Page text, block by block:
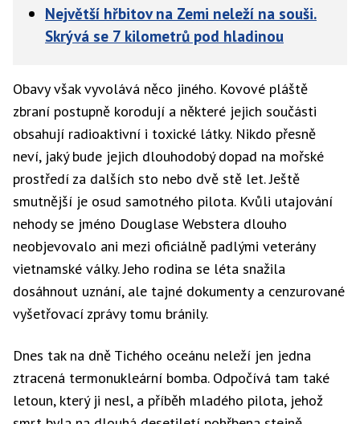
Největší hřbitov na Zemi neleží na souši.
Skrývá se 7 kilometrů pod hladinou
Obavy však vyvolává něco jiného. Kovové pláště
zbraní postupně korodují a některé jejich součásti
obsahují radioaktivní i toxické látky. Nikdo přesně
neví, jaký bude jejich dlouhodobý dopad na mořské
prostředí za dalších sto nebo dvě stě let. Ještě
smutnější je osud samotného pilota. Kvůli utajování
nehody se jméno Douglase Webstera dlouho
neobjevovalo ani mezi oficiálně padlými veterány
vietnamské války. Jeho rodina se léta snažila
dosáhnout uznání, ale tajné dokumenty a cenzurované
vyšetřovací zprávy tomu bránily.
Dnes tak na dně Tichého oceánu neleží jen jedna
ztracená termonukleární bomba. Odpočívá tam také
letoun, který ji nesl, a příběh mladého pilota, jehož